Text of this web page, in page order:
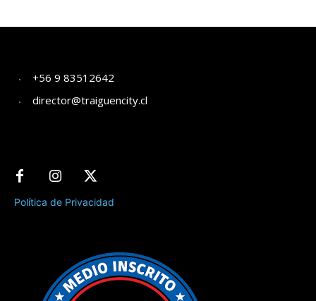
+56 9 83512642
director@traiguencity.cl
Política de Privacidad